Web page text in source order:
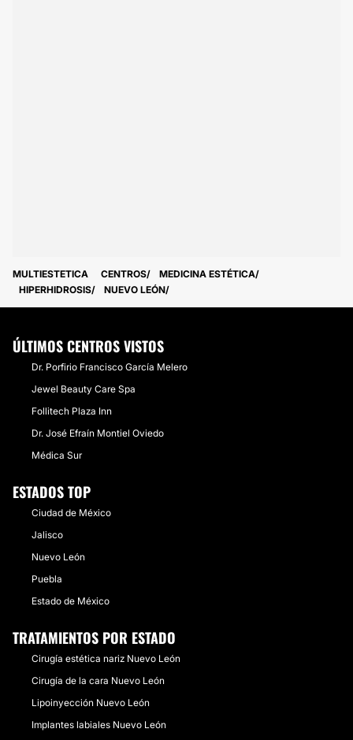
MULTIESTETICA CENTROS
MEDICINA ESTÉTICA
HIPERHIDROSIS
NUEVO LEÓN
ÚLTIMOS CENTROS VISTOS
Dr. Porfirio Francisco García Melero
Jewel Beauty Care Spa
Follitech Plaza Inn
Dr. José Efraín Montiel Oviedo
Médica Sur
ESTADOS TOP
Ciudad de México
Jalisco
Nuevo León
Puebla
Estado de México
TRATAMIENTOS POR ESTADO
Cirugía estética nariz Nuevo León
Cirugía de la cara Nuevo León
Lipoinyección Nuevo León
Implantes labiales Nuevo León